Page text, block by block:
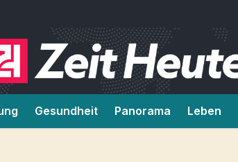
Gesundheit Panorama Leben